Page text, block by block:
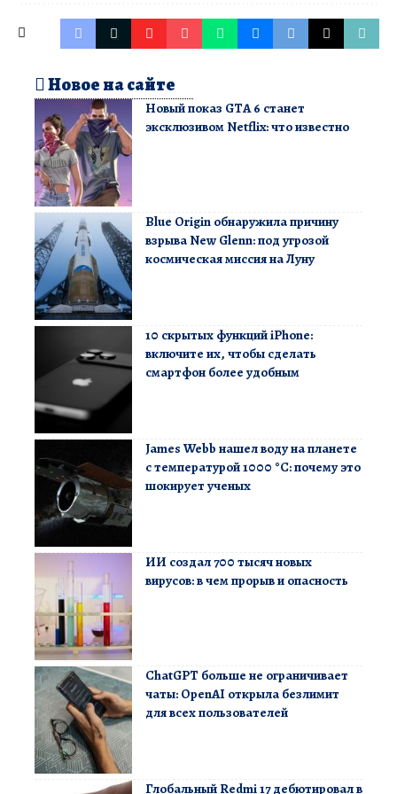
Новое на сайте
Новый показ GTA 6 станет
эксклюзивом Netflix: что известно
Blue Origin обнаружила причину
взрыва New Glenn: под угрозой
космическая миссия на Луну
10 скрытых функций iPhone:
включите их, чтобы сделать
смартфон более удобным
James Webb нашел воду на планете
с температурой 1000 °C: почему это
шокирует ученых
ИИ создал 700 тысяч новых
вирусов: в чем прорыв и опасность
ChatGPT больше не ограничивает
чаты: OpenAI открыла безлимит
для всех пользователей
Глобальный Redmi 17 дебютировал в